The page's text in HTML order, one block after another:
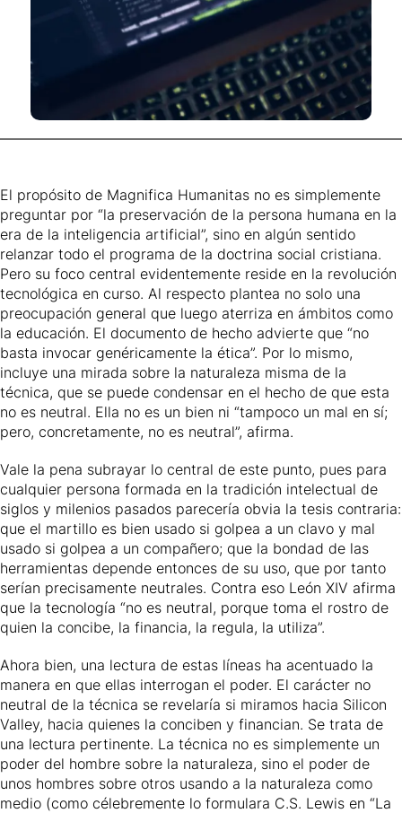
El propósito de Magnifica Humanitas no es simplemente
preguntar por “la preservación de la persona humana en la
era de la inteligencia artificial”, sino en algún sentido
relanzar todo el programa de la doctrina social cristiana.
Pero su foco central evidentemente reside en la revolución
tecnológica en curso. Al respecto plantea no solo una
preocupación general que luego aterriza en ámbitos como
la educación. El documento de hecho advierte que “no
basta invocar genéricamente la ética”. Por lo mismo,
incluye una mirada sobre la naturaleza misma de la
técnica, que se puede condensar en el hecho de que esta
no es neutral. Ella no es un bien ni “tampoco un mal en sí;
pero, concretamente, no es neutral”, afirma.
Vale la pena subrayar lo central de este punto, pues para
cualquier persona formada en la tradición intelectual de
siglos y milenios pasados parecería obvia la tesis contraria:
que el martillo es bien usado si golpea a un clavo y mal
usado si golpea a un compañero; que la bondad de las
herramientas depende entonces de su uso, que por tanto
serían precisamente neutrales. Contra eso León XIV afirma
que la tecnología “no es neutral, porque toma el rostro de
quien la concibe, la financia, la regula, la utiliza”.
Ahora bien, una lectura de estas líneas ha acentuado la
manera en que ellas interrogan el poder. El carácter no
neutral de la técnica se revelaría si miramos hacia Silicon
Valley, hacia quienes la conciben y financian. Se trata de
una lectura pertinente. La técnica no es simplemente un
poder del hombre sobre la naturaleza, sino el poder de
unos hombres sobre otros usando a la naturaleza como
medio (como célebremente lo formulara C.S. Lewis en “La